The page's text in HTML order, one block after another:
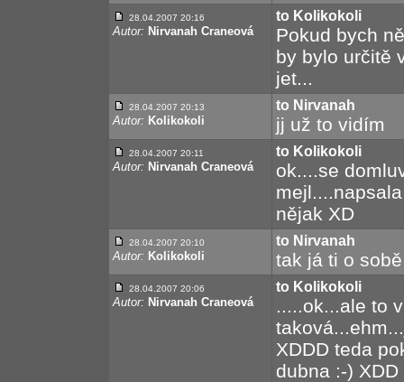
28.04.2007 20:16
Autor: Nirvanah Craneová
to Kolikokoli
Pokud bych
by bylo určitě
jet...
28.04.2007 20:13
Autor: Kolikokoli
to Nirvanah
jj už to vidím
28.04.2007 20:11
Autor: Nirvanah Craneová
to Kolikokoli
ok....se
nějak XD
28.04.2007 20:10
Autor: Kolikokoli
to Nirvanah
tak já ti o
28.04.2007 20:06
Autor: Nirvanah Craneová
to Kolikokoli
.....ok...ale to
XDDD teda
dubna :-) XDD